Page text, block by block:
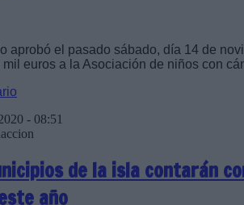
aprobó el pasado sábado, día 14 de
euros a la Asociación de niños con
- 08:51
de la isla contarán
año